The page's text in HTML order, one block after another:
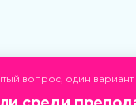
вопрос, один вариант